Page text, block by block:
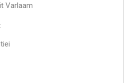
Varlaam